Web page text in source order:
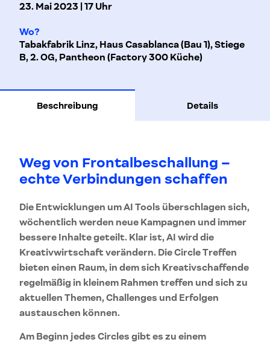
23. Mai 2023 | 17 Uhr
Wo?
Tabakfabrik Linz, Haus Casablanca (Bau 1), Stiege
B, 2. OG, Pantheon (Factory 300 Küche)
Beschreibung Details
Weg von Frontalbeschallung –
echte Verbindungen schaffen
Die Entwicklungen um AI Tools überschlagen sich,
wöchentlich werden neue Kampagnen und immer
bessere Inhalte geteilt. Klar ist, AI wird die
Kreativwirtschaft verändern. Die Circle Treffen
bieten einen Raum, in dem sich Kreativschaffende
regelmäßig in kleinem Rahmen treffen und sich zu
aktuellen Themen, Challenges und Erfolgen
austauschen können.
Am Beginn jedes Circles gibt es zu einem